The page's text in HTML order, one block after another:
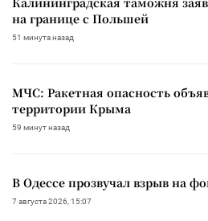
на границе с Польшей
51 минута назад
МЧС: Ракетная опасность
территории Крыма
59 минут назад
В Одессе прозвучал взрыв на
7 августа 2026, 15:07